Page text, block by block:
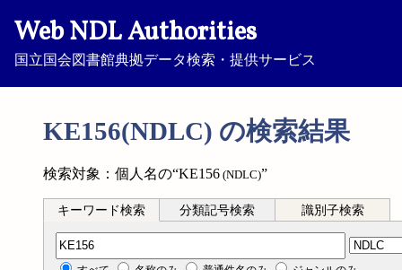
Web NDL Authorities
国立国会図書館典拠データ検索・提供サービス
KE156(NDLC) の検索結果
検索対象：個人名の“KE156 (NDLC)”
キーワード検索 分類記号検索 識別子検索
分類記号検索